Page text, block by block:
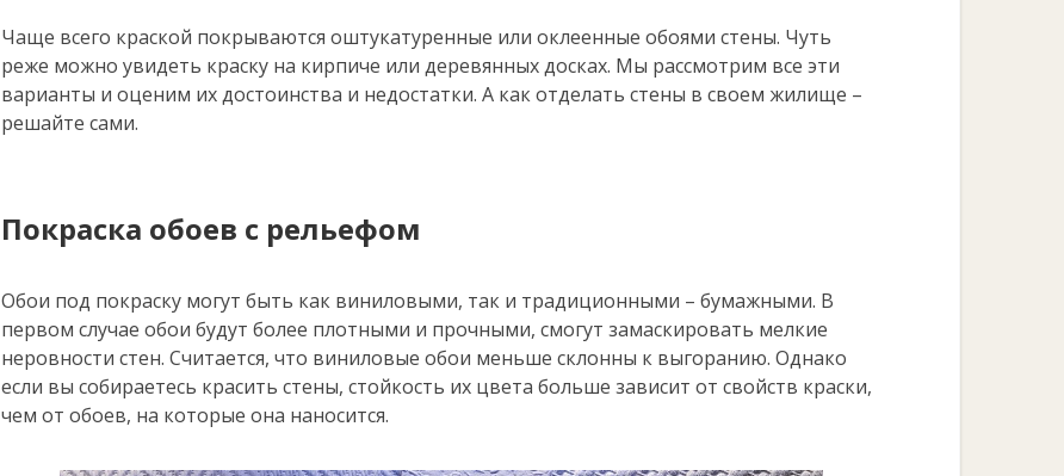
Чаще всего краской покрываются оштукатуренные или оклеенные обоями стены. Чуть
реже можно увидеть краску на кирпиче или деревянных досках. Мы рассмотрим все эти
варианты и оценим их достоинства и недостатки. А как отделать стены в своем жилище –
решайте сами.
Покраска обоев с рельефом
Обои под покраску могут быть как виниловыми, так и традиционными – бумажными. В
первом случае обои будут более плотными и прочными, смогут замаскировать мелкие
неровности стен. Считается, что виниловые обои меньше склонны к выгоранию. Однако
если вы собираетесь красить стены, стойкость их цвета больше зависит от свойств краски,
чем от обоев, на которые она наносится.